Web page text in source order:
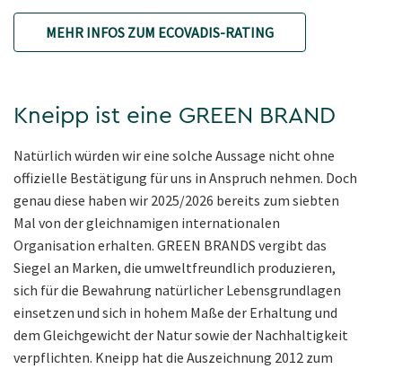
MEHR INFOS ZUM ECOVADIS-RATING
Kneipp ist eine GREEN BRAND
Natürlich würden wir eine solche Aussage nicht ohne
offizielle Bestätigung für uns in Anspruch nehmen. Doch
genau diese haben wir 2025/2026 bereits zum siebten
Mal von der gleichnamigen internationalen
Organisation erhalten. GREEN BRANDS vergibt das
Siegel an Marken, die umweltfreundlich produzieren,
sich für die Bewahrung natürlicher Lebensgrundlagen
einsetzen und sich in hohem Maße der Erhaltung und
dem Gleichgewicht der Natur sowie der Nachhaltigkeit
verpflichten. Kneipp hat die Auszeichnung 2012 zum